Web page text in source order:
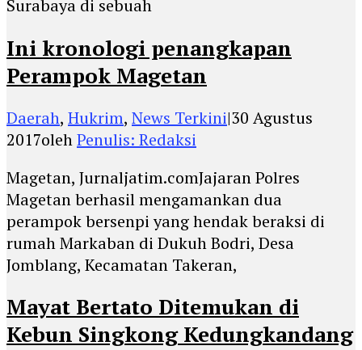
Surabaya di sebuah
Ini kronologi penangkapan
Perampok Magetan
Daerah, Hukrim, News Terkini|30 Agustus
2017olehPenulis: Redaksi
Magetan, Jurnaljatim.comJajaran Polres
Magetan berhasil mengamankan dua
perampok bersenpi yang hendak beraksi di
rumah Markaban di Dukuh Bodri, Desa
Jomblang, Kecamatan Takeran,
Mayat Bertato Ditemukan di
Kebun Singkong Kedungkandang